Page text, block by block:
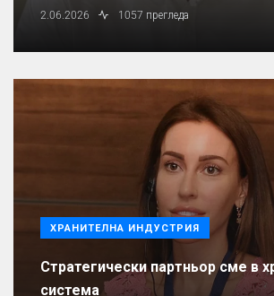
2.06.2026 1057 прегледа
ХРАНИТЕЛНА ИНДУСТРИЯ
Стратегически партньор сме в
система